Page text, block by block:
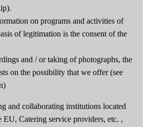
on programs and activities of
of legitimation is the consent of the
and / or taking of photographs, the
on the possibility that we offer (see
and collaborating institutions located
EU, Catering service providers, etc. ,